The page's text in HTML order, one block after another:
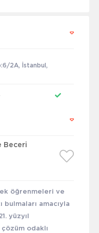
2A, İstanbul,
Beceri
öğrenmeleri ve
amacıyla
yüzyıl
odaklı